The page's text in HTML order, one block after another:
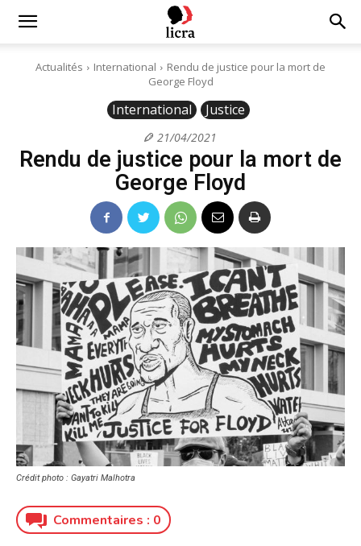
Licra
Antiraciste
1927
Actualités International
Rendu de justice pour la mort de
George Floyd
International Justice
21/04/2021
Rendu de justice pour la mort de
George Floyd
Crédit photo : Gayatri Malhotra
Commentaires : 0